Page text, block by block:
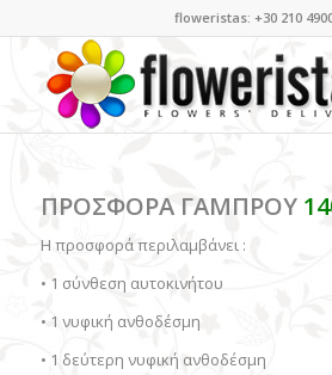
floweristas: +30 210
ΠΡΟΣΦΟΡΑ ΓΑΜΠΡΟΥ
Η προσφορά περιλαμβάνει :
• 1 σύνθεση αυτοκινήτου
• 1 νυφική ανθοδέσμη
• 1 δεύτερη νυφική ανθοδέσμη